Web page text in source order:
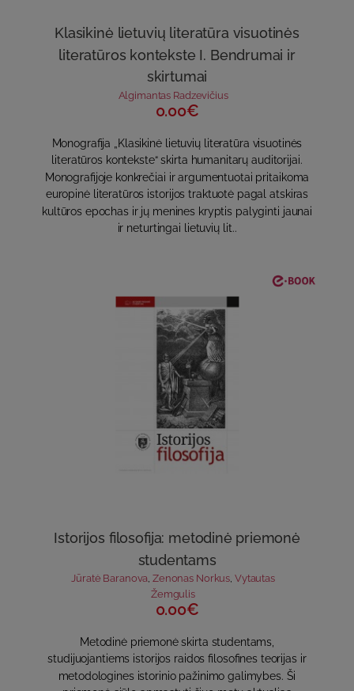
Klasikinė lietuvių literatūra visuotinės
literatūros kontekste I. Bendrumai ir
skirtumai
Algimantas Radzevičius
0.00€
Monografija „Klasikinė lietuvių literatūra visuotinės
literatūros kontekste“ skirta humanitarų auditorijai.
Monografijoje konkrečiai ir argumentuotai pritaikoma
europinė literatūros istorijos traktuotė pagal atskiras
kultūros epochas ir jų menines kryptis palyginti jaunai
ir neturtingai lietuvių lit..
Istorijos filosofija: metodinė priemonė
studentams
Jūratė Baranova,Zenonas Norkus,Vytautas
Žemgulis
0.00€
Metodinė priemonė skirta studentams,
studijuojantiems istorijos raidos filosofines teorijas ir
metodologines istorinio pažinimo galimybes. Ši